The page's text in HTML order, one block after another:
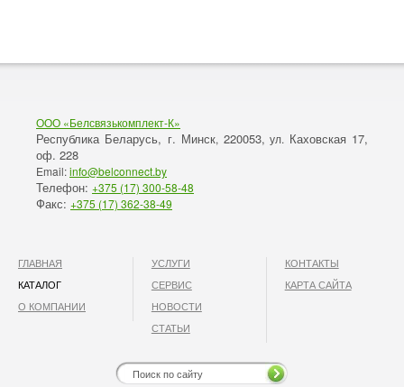
ООО «Белсвязькомплект-К»
Республика Беларусь, г. Минск, 220053, ул. Каховская 17,
оф. 228
Email:info@belconnect.by
Телефон: +375 (17) 300-58-48
Факс: +375 (17) 362-38-49
ГЛАВНАЯ
КАТАЛОГ
О КОМПАНИИ
УСЛУГИ
СЕРВИС
НОВОСТИ
СТАТЬИ
КОНТАКТЫ
КАРТА САЙТА